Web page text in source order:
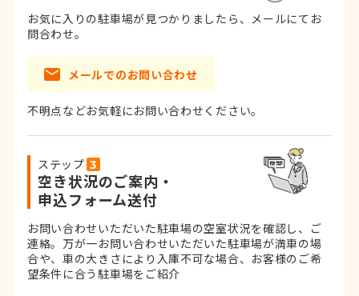
お気に入りの駐車場が見つかりましたら、メールにてお
問合わせ。
メールでのお問い合わせ
不明点などお気軽にお問い合わせください。
ステップ
空き状況のご案内・
申込フォーム送付
お問い合わせいただいた駐車場の空室状況を確認し、ご
連絡。 万が一お問い合わせいただいた駐車場が満車の場
合や、車の大きさにより入庫不可な場合、お客様のご希
望条件に合う駐車場をご紹介